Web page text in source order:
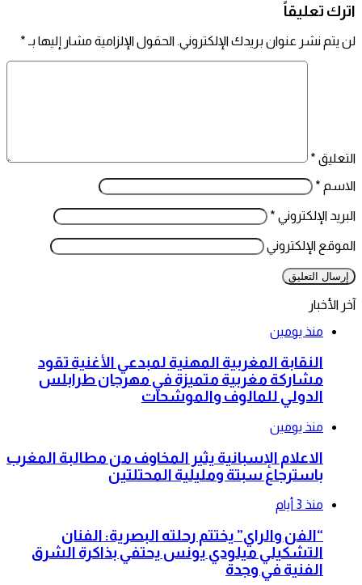
اترك تعليقاً
لن يتم نشر عنوان بريدك الإلكتروني.الحقول الإلزامية مشار إليها بـ *
التعليق *
الاسم *
البريد الإلكتروني *
الموقع الإلكتروني
آخر الأخبار
منذ يومين
النقابة المغربية المهنية لمبدعي الأغنية تقود
مشاركة مغربية متميزة في مهرجان طرابلس
الدولي للمالوف والموشحات
منذ يومين
الاعلام الإسبانية يثير المخاوف من مطالبة المغرب
باسترجاع سبتة ومليلية المحتلتين
منذ 3 أيام
“الفن والراي” يختتم رحلته البصرية: الفنان
التشكيلي ميلودي يونس يحتفي بذاكرة الشرق
الفنية في وجدة